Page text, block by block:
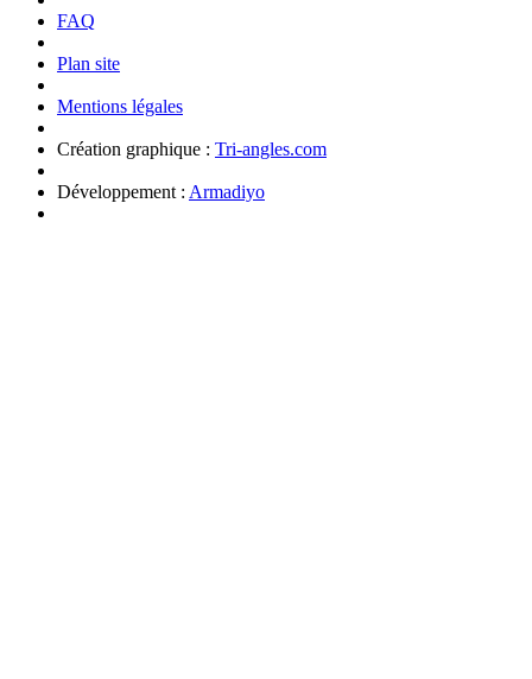
FAQ
Plan site
Mentions légales
Création graphique : Tri-angles.com
Développement : Armadiyo